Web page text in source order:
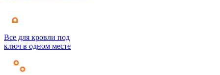
Все для кровли под
ключ в одном месте